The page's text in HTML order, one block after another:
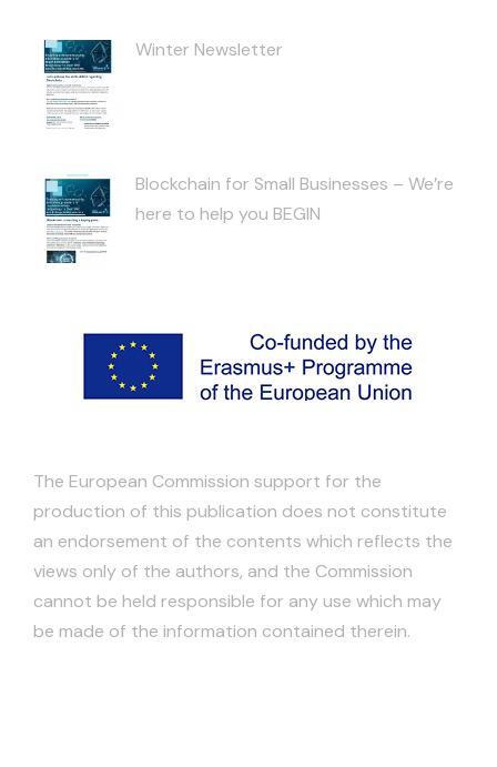
Winter Newsletter
Blockchain for Small Businesses – We’re
here to help you BEGIN
The European Commission support for the
production of this publication does not constitute
an endorsement of the contents which reflects the
views only of the authors, and the Commission
cannot be held responsible for any use which may
be made of the information contained therein.